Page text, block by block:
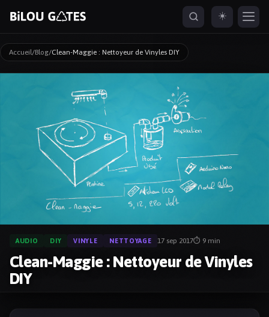
☀️
↵ ESC ouvrir depuis partout
Accueil/Blog/Clean-Maggie : Nettoyeur de Vinyles DIY
AUDIO DIY VINYLE NETTOYAGE 17 sep 2017⏱ 9 min
Clean-Maggie : Nettoyeur de Vinyles
DIY